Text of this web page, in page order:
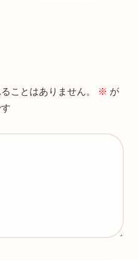
ことはありません。 ※ が